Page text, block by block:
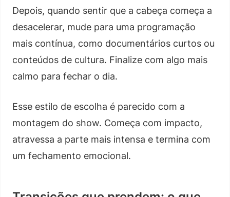
Depois, quando sentir que a cabeça começa a
desacelerar, mude para uma programação
mais contínua, como documentários curtos ou
conteúdos de cultura. Finalize com algo mais
calmo para fechar o dia.
Esse estilo de escolha é parecido com a
montagem do show. Começa com impacto,
atravessa a parte mais intensa e termina com
um fechamento emocional.